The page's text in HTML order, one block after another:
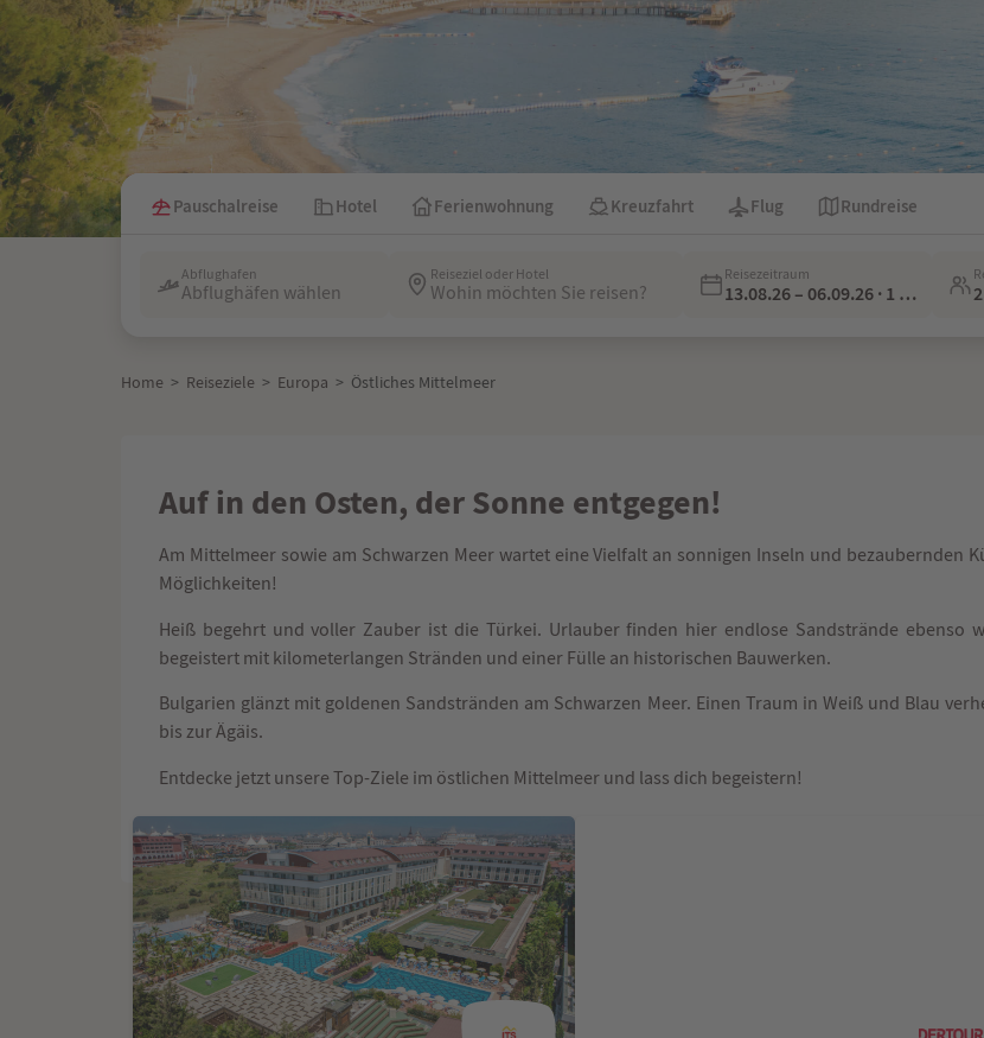
Pauschalreise Hotel Ferienwohnung Kreuzfahrt Flug Rundreise
Abflughafen
Abflughäfen wählen
Reiseziel oder Hotel
Wohin möchten Sie reisen?
Reisezeitraum
13.08.26 – 06.09.26 · 1 Woche
Home > Reiseziele > Europa > Östliches Mittelmeer
Auf in den Osten, der Sonne entgegen!
Am Mittelmeer sowie am Schwarzen Meer wartet eine Vielfalt an sonnigen Inseln und bezaubernden
Möglichkeiten!
Heiß begehrt und voller Zauber ist die Türkei. Urlauber finden hier endlose Sandstrände ebenso
begeistert mit kilometerlangen Stränden und einer Fülle an historischen Bauwerken.
Bulgarien glänzt mit goldenen Sandstränden am Schwarzen Meer. Einen Traum in Weiß und Blau
bis zur Ägäis.
Entdecke jetzt unsere Top-Ziele im östlichen Mittelmeer und lass dich begeistern!